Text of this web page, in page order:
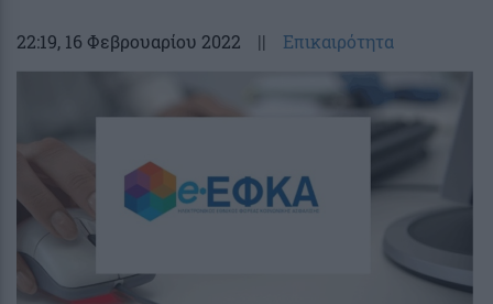
22:19, 16 Φεβρουαρίου 2022 || Επικαιρότητα